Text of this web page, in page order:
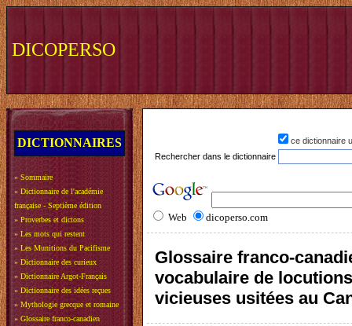
DICOPERSO
DICTIONNAIRES
» Sommaire
» Dictionnaire de l'académie
française - Septième édition
» Proverbes et dictons
» Les mots qui restent
» Les Munitions du Pacifisme
» Dictionnaire des curieux
» Dictionnaire Argot-Français
» Dictionnaire des idées reçues
» Mythologie grecque et romaine
» Glossaire franco-canadien
ce dictionnaire
Rechercher dans le dictionnaire
Web dicoperso.com
Glossaire franco-
vocabulaire de locutions
vicieuses usitées au